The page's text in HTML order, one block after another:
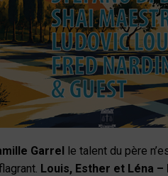
Garrel le talent du père
Louis, Esther et Léna